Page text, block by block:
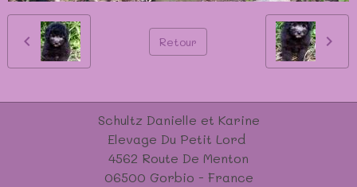
Retour
Schultz Danielle et Karine
Elevage Du Petit Lord
4562 Route De Menton
06500 Gorbio - France